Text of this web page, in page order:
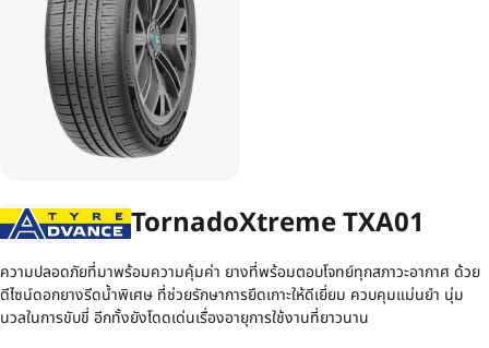
TornadoXtreme TXA01
ความปลอดภัยที่มาพร้อมความคุ้มค่า ยางที่พร้อมตอบโจทย์ทุกสภาวะอากาศ ด้วย
ดีไซน์ดอกยางรีดน้ำพิเศษ ที่ช่วยรักษาการยึดเกาะให้ดีเยี่ยม ควบคุมแม่นยำ นุ่ม
นวลในการขับขี่ อีกทั้งยังโดดเด่นเรื่องอายุการใช้งานที่ยาวนาน